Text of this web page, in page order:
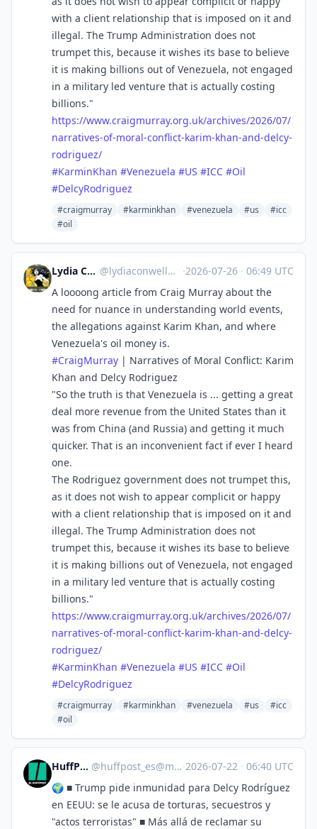
with a client relationship that is imposed on it and
illegal. The Trump Administration does not
trumpet this, because it wishes its base to believe
it is making billions out of Venezuela, not engaged
in a military led venture that is actually costing
billions."
https://www.craigmurray.org.uk/archives/2026/07/
narratives-of-moral-conflict-karim-khan-and-delcy-
rodriguez/
#KarminKhan #Venezuela #US #ICC #Oil
#DelcyRodriguez
#craigmurray #karminkhan #venezuela #us
#icc
#oil
Lydia Conwell @lydiaconwell@todon.nl ·2026-07-26 · 06:49 UTC
A loooong article from Craig Murray about the
need for nuance in understanding world events,
the allegations against Karim Khan, and where
Venezuela's oil money is.
#CraigMurray | Narratives of Moral Conflict: Karim
Khan and Delcy Rodriguez
"So the truth is that Venezuela is ... getting a great
deal more revenue from the United States than it
was from China (and Russia) and getting it much
quicker. That is an inconvenient fact if ever I heard
one.
The Rodriguez government does not trumpet this,
as it does not wish to appear complicit or happy
with a client relationship that is imposed on it and
illegal. The Trump Administration does not
trumpet this, because it wishes its base to believe
it is making billions out of Venezuela, not engaged
in a military led venture that is actually costing
billions."
https://www.craigmurray.org.uk/archives/2026/07/
narratives-of-moral-conflict-karim-khan-and-delcy-
rodriguez/
#KarminKhan #Venezuela #US #ICC #Oil
#DelcyRodriguez
#craigmurray #karminkhan #venezuela #us
#icc
#oil
HuffPost [ES] @huffpost_es@mastodon.world ·2026-07-22 · 06:40 UTC
🌍 ■ Trump pide inmunidad para Delcy Rodríguez
en EEUU: se le acusa de torturas, secuestros y
"actos terroristas" ■ Más allá de reclamar su